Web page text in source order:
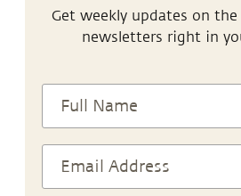
Get weekly updates on
newsletters right in